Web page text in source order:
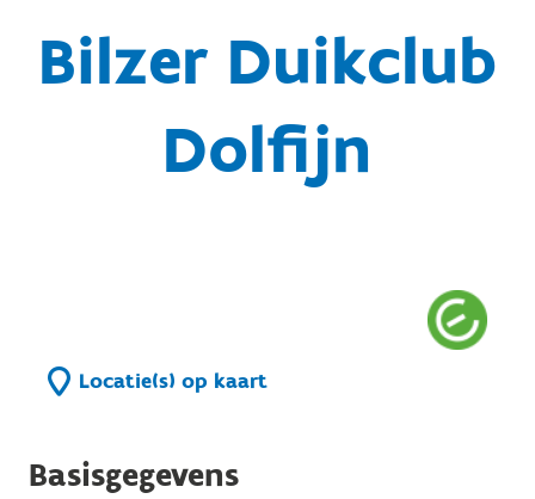
Bilzer Duikclub
Dolfijn
Locatie(s) op kaart
Basisgegevens